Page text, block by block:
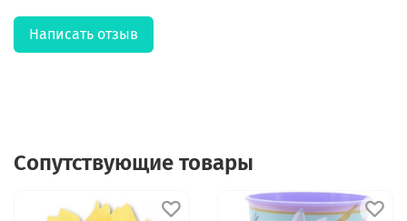
Написать отзыв
Сопутствующие товары